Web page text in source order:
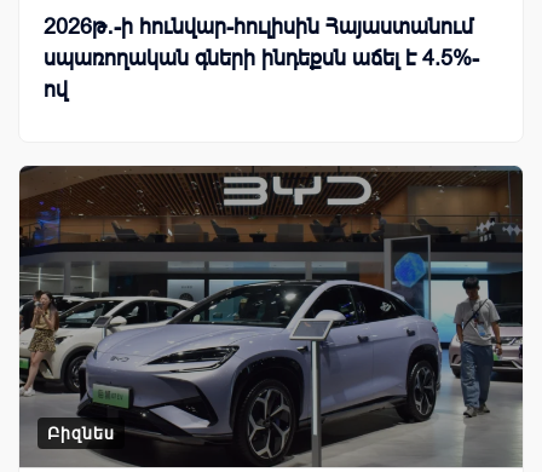
2026թ․-ի հունվար-հուլիսին Հայաստանում
սպառողական գների ինդեքսն աճել է 4.5%-
ով
Բիզնես